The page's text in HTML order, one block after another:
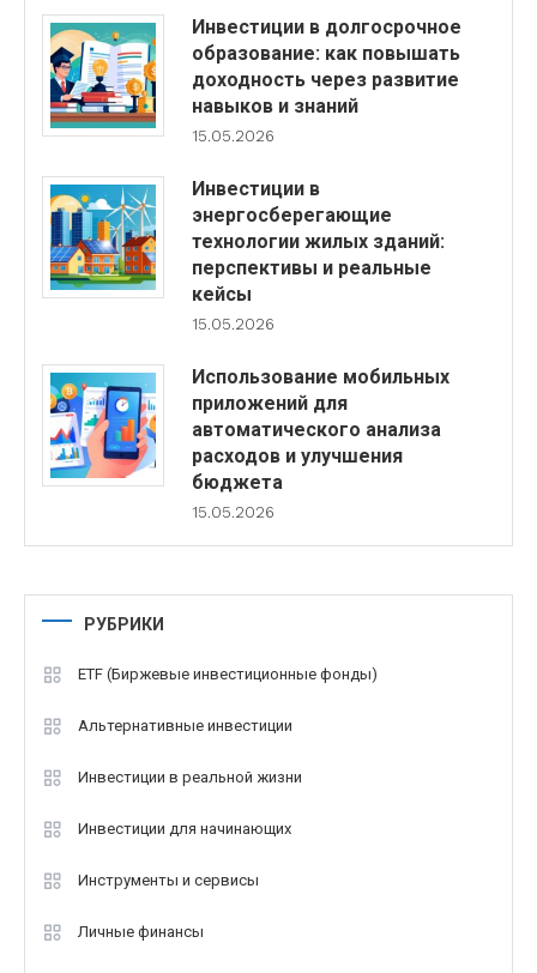
Инвестиции в долгосрочное
образование: как повышать
доходность через развитие
навыков и знаний
15.05.2026
Инвестиции в
энергосберегающие
технологии жилых зданий:
перспективы и реальные
кейсы
15.05.2026
Использование мобильных
приложений для
автоматического анализа
расходов и улучшения
бюджета
15.05.2026
РУБРИКИ
ETF (Биржевые инвестиционные фонды)
Альтернативные инвестиции
Инвестиции в реальной жизни
Инвестиции для начинающих
Инструменты и сервисы
Личные финансы